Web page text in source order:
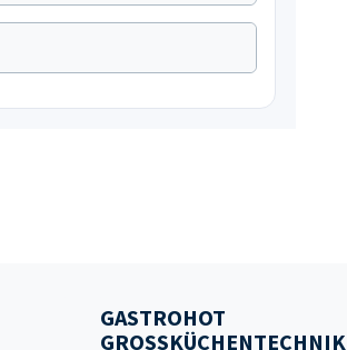
GASTROHOT
GROSSKÜCHENTECHNIK